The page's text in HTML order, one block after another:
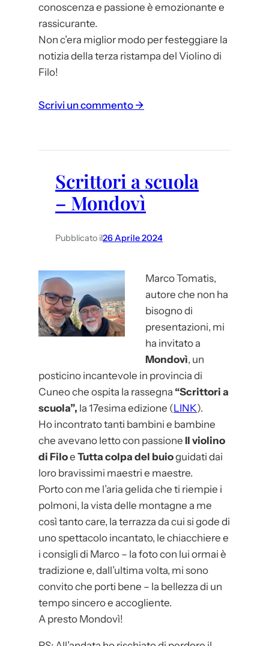
conoscenza e passione è emozionante e
rassicurante.
Non c’era miglior modo per festeggiare la
notizia della terza ristampa del Violino di
Filo!
Scrivi un commento →
e
g
t
o
n
a
5
C
Scrittori a scuola
– Mondovì
Pubblicato il26 Aprile 2024
Marco Tomatis,
autore che non ha
bisogno di
presentazioni, mi
ha invitato a
Mondovì, un
posticino incantevole in provincia di
Cuneo che ospita la rassegna “Scrittori a
scuola”, la 17esima edizione (LINK).
Ho incontrato tanti bambini e bambine
che avevano letto con passione Il violino
di Filoe Tutta colpa del buioguidati dai
loro bravissimi maestri e maestre.
Porto con me l’aria gelida che ti riempie i
polmoni, la vista delle montagne a me
così tanto care, la terrazza da cui si gode di
uno spettacolo incantato, le chiacchiere e
i consigli di Marco – la foto con lui ormai è
tradizione e, dall’ultima volta, mi sono
convito che porti bene – la bellezza di un
tempo sincero e accogliente.
A presto Mondovì!